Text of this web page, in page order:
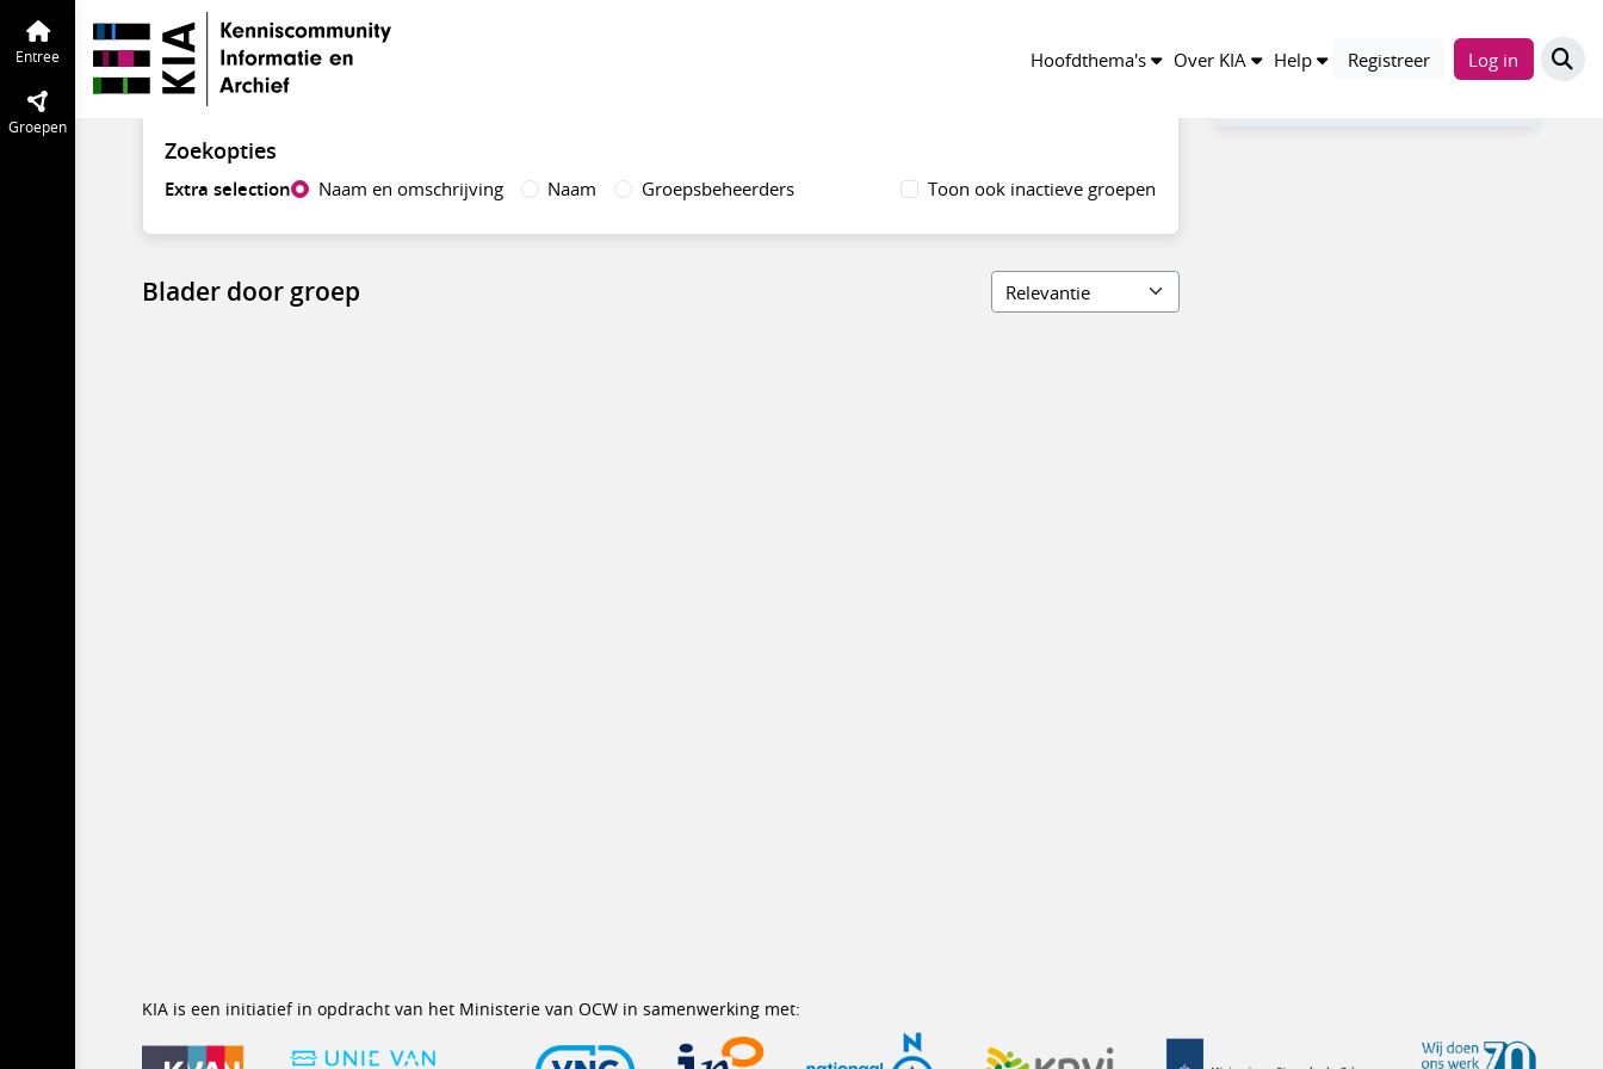
Hoofdthema's Over KIA Help Registreer Log in
Entree
Groepen
Vind groepen
Zoekopties
Extra selection Naam en omschrijving Naam Groepsbeheerders Toon ook inactieve groepen
Blader door groep
KIA is een initiatief in opdracht van het Ministerie van OCW in samenwerking met: